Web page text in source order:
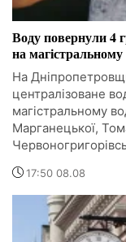
Воду повернули 4
на магістральному
На
централізоване
магістральному
Марганецької,
17:50 08.08